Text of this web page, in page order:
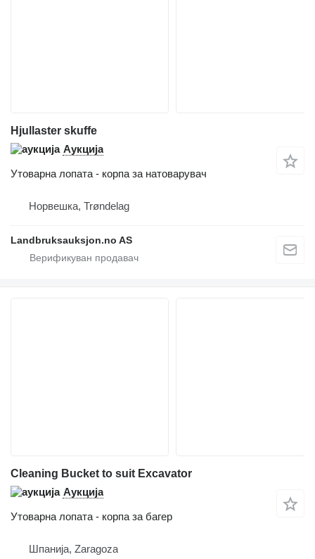
Hjullaster skuffe
Аукција
Утоварна лопата - корпа за натоварувач
Норвешка, Trøndelag
Landbruksauksjon.no AS
Cleaning Bucket to suit Excavator
Аукција
Утоварна лопата - корпа за багер
Шпанија, Zaragoza